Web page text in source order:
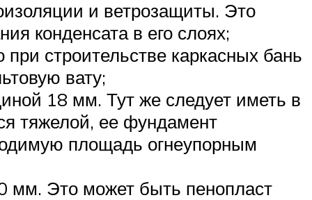
и ветрозащиты. Это
конденсата в его слоях;
строительстве каркасных бань
вату;
18 мм. Тут же следует иметь в
тяжелой, ее фундамент
площадь огнеупорным
мм. Это может быть пенопласт